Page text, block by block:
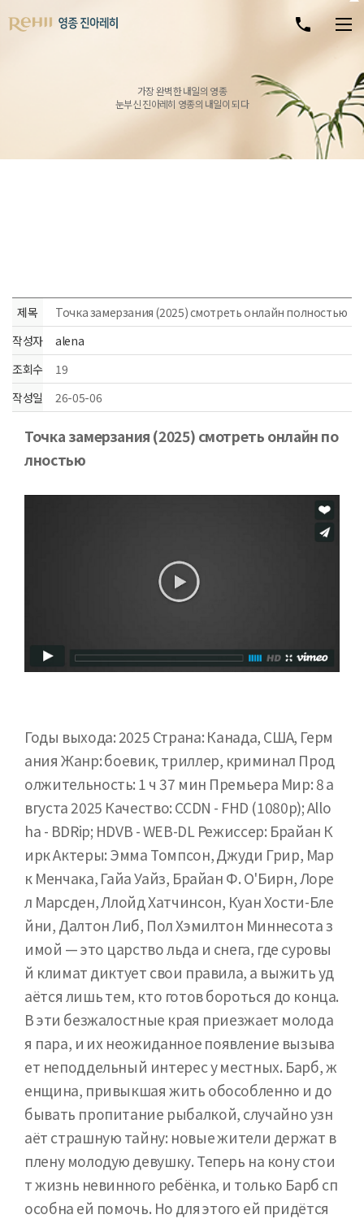
가장 완벽한 내일의 영종
눈부신 진아레히 영종의 내일이 되다
제목
Точка замерзания (2025) смотреть онлайн полностью
작성자
alena
조회수
19
작성일
26-05-06
본문
Точка замерзания (2025) смотреть онлайн по
лностью
Годы выхода: 2025 Страна: Канада, США, Герм
ания Жанр: боевик, триллер, криминал Прод
олжительность: 1 ч 37 мин Премьера Мир: 8 а
вгуста 2025 Качество: CCDN - FHD (1080p); Allo
ha - BDRip; HDVB - WEB-DL Режиссер: Брайан К
ирк Актеры: Эмма Томпсон, Джуди Грир, Мар
к Менчака, Гайа Уайз, Брайан Ф. О'Бирн, Лоре
л Марсден, Ллойд Хатчинсон, Куан Хости-Бле
йни, Далтон Либ, Пол Хэмилтон Миннесота з
имой — это царство льда и снега, где суровы
й климат диктует свои правила, а выжить уд
аётся лишь тем, кто готов бороться до конца.
В эти безжалостные края приезжает молода
я пара, и их неожиданное появление вызыва
ет неподдельный интерес у местных. Барб, ж
енщина, привыкшая жить обособленно и до
бывать пропитание рыбалкой, случайно узн
аёт страшную тайну: новые жители держат в
плену молодую девушку. Теперь на кону стои
т жизнь невинного ребёнка, и только Барб сп
особна ей помочь. Но для этого ей придётся